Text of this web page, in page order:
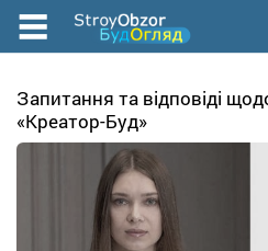
Перейти
содержанию
Запитання та відповіді
«Креатор-Буд»